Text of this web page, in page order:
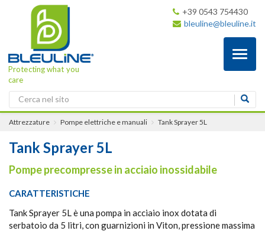
Protecting what you
care
+39 0543 754430
bleuline@bleuline.it
Attrezzature Pompe elettriche e manuali Tank Sprayer 5L
Tank Sprayer 5L
Pompe precompresse in acciaio inossidabile
CARATTERISTICHE
Tank Sprayer 5L è una pompa in acciaio inox dotata di
serbatoio da 5 litri, con guarnizioni in Viton, pressione massima